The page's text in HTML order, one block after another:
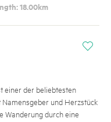
18.00km
i
einer der beliebtesten
und Herzstück
Wanderung durch eine